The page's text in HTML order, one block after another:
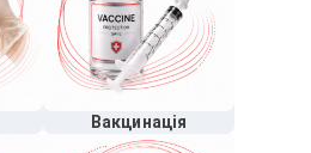
Вакцинація